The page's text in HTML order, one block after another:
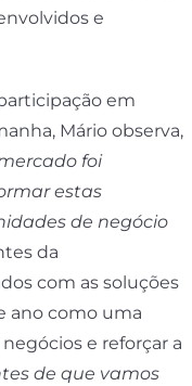
e
em
Mário observa,
foi
estas
de negócio
da
com as soluções
ano como uma
e reforçar a
de que vamos